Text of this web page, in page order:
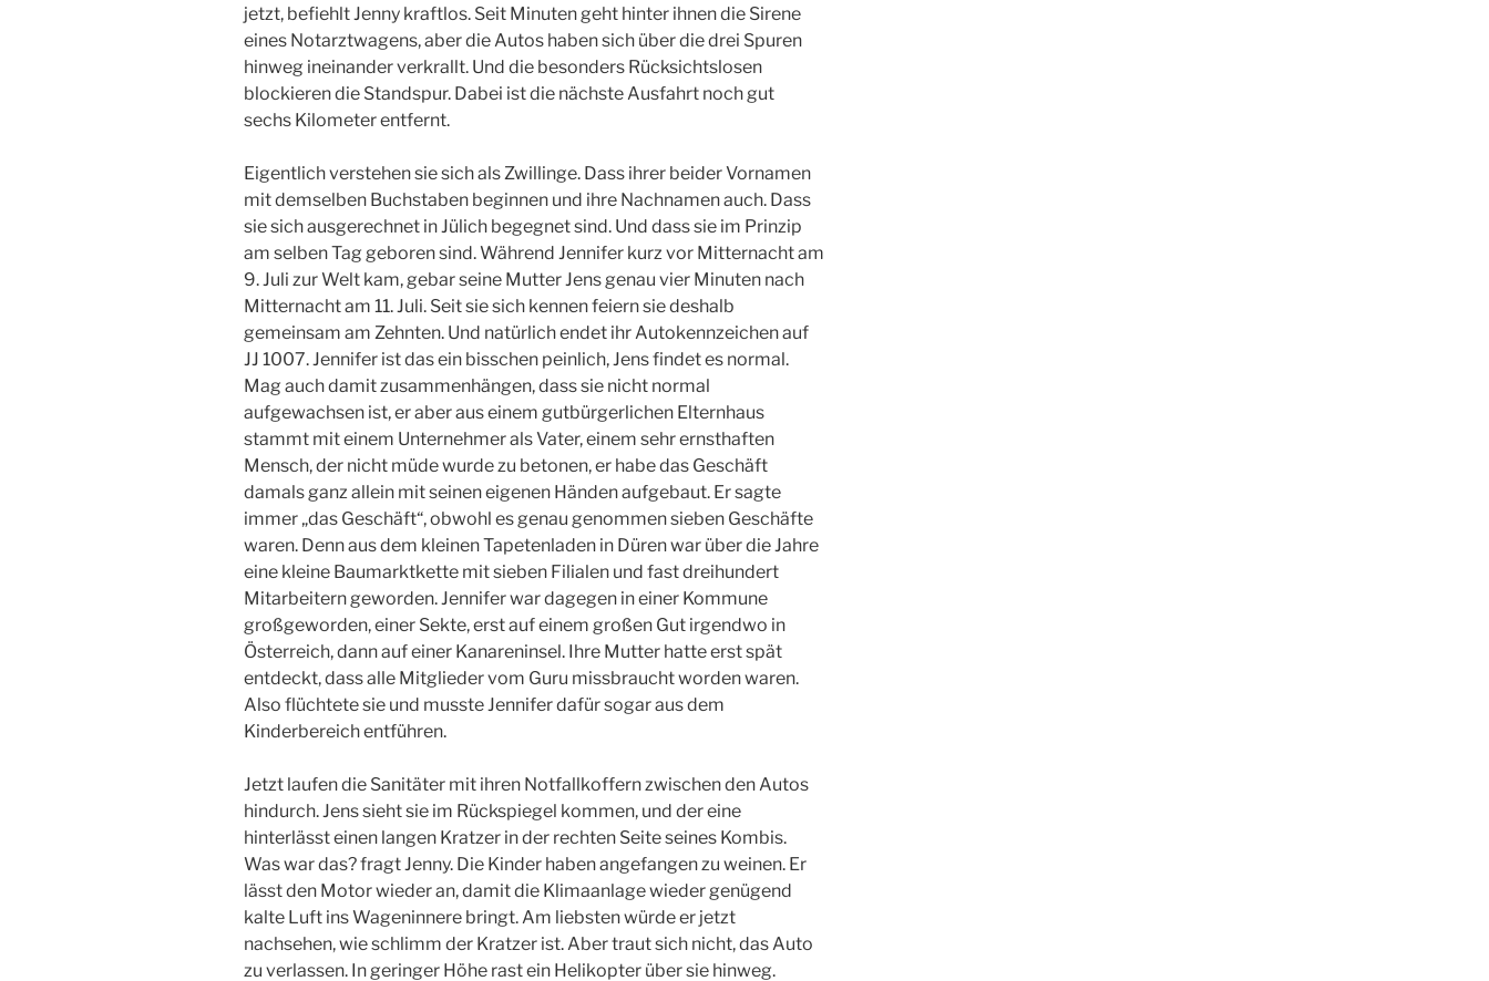
jetzt, befiehlt Jenny kraftlos. Seit Minuten geht hinter ihnen die Sirene
eines Notarztwagens, aber die Autos haben sich über die drei Spuren
hinweg ineinander verkrallt. Und die besonders Rücksichtslosen
blockieren die Standspur. Dabei ist die nächste Ausfahrt noch gut
sechs Kilometer entfernt.
Eigentlich verstehen sie sich als Zwillinge. Dass ihrer beider Vornamen
mit demselben Buchstaben beginnen und ihre Nachnamen auch. Dass
sie sich ausgerechnet in Jülich begegnet sind. Und dass sie im Prinzip
am selben Tag geboren sind. Während Jennifer kurz vor Mitternacht am
9. Juli zur Welt kam, gebar seine Mutter Jens genau vier Minuten nach
Mitternacht am 11. Juli. Seit sie sich kennen feiern sie deshalb
gemeinsam am Zehnten. Und natürlich endet ihr Autokennzeichen auf
JJ 1007. Jennifer ist das ein bisschen peinlich, Jens findet es normal.
Mag auch damit zusammenhängen, dass sie nicht normal
aufgewachsen ist, er aber aus einem gutbürgerlichen Elternhaus
stammt mit einem Unternehmer als Vater, einem sehr ernsthaften
Mensch, der nicht müde wurde zu betonen, er habe das Geschäft
damals ganz allein mit seinen eigenen Händen aufgebaut. Er sagte
immer „das Geschäft“, obwohl es genau genommen sieben Geschäfte
waren. Denn aus dem kleinen Tapetenladen in Düren war über die Jahre
eine kleine Baumarktkette mit sieben Filialen und fast dreihundert
Mitarbeitern geworden. Jennifer war dagegen in einer Kommune
großgeworden, einer Sekte, erst auf einem großen Gut irgendwo in
Österreich, dann auf einer Kanareninsel. Ihre Mutter hatte erst spät
entdeckt, dass alle Mitglieder vom Guru missbraucht worden waren.
Also flüchtete sie und musste Jennifer dafür sogar aus dem
Kinderbereich entführen.
Jetzt laufen die Sanitäter mit ihren Notfallkoffern zwischen den Autos
hindurch. Jens sieht sie im Rückspiegel kommen, und der eine
hinterlässt einen langen Kratzer in der rechten Seite seines Kombis.
Was war das? fragt Jenny. Die Kinder haben angefangen zu weinen. Er
lässt den Motor wieder an, damit die Klimaanlage wieder genügend
kalte Luft ins Wageninnere bringt. Am liebsten würde er jetzt
nachsehen, wie schlimm der Kratzer ist. Aber traut sich nicht, das Auto
zu verlassen. In geringer Höhe rast ein Helikopter über sie hinweg.